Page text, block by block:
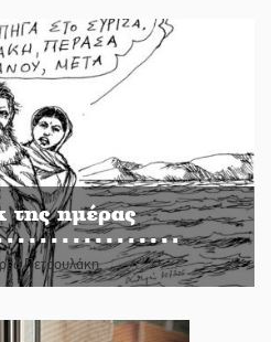
της ημέρας
Πετρουλάκη